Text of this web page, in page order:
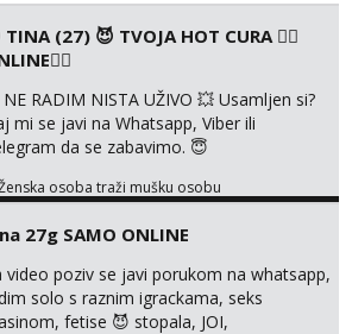
TINA (27) 😈 TVOJA HOT CURA ❤️‍🔥
RADIM NISTA UŽIVO 💥 Usamljen si?
mi se javi na Whatsapp, Viber ili
da se zabavimo. 😇
ili se možemo dopisivati uz slanje
gacice i carapice 🤑 🤬 NE RADIM
🤬 NE RADIM UŽIVO🤬 🤬 NE
UŽIVO🤬 🤬 NE RADIM UŽIVO🤬 🤬
RADIM UŽIVO🤬...
osoba traži mušku osobu
27g SAMO ONLINE
video poziv se javi porukom na whatsapp,
solo s raznim igrackama, seks
fetise 😈 stopala, JOI,